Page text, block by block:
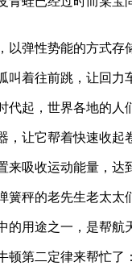
弹性势能的方式存
着往前跳，让回
起，世界各地的人
让它帮着快速收起
吸收运动能量，达
秤的老先生老太太
用途之一，是帮航
第二定律来帮忙